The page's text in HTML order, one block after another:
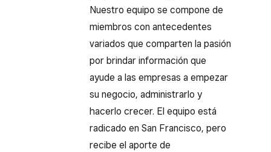
Nuestro equipo se compone de
miembros con antecedentes
variados que comparten la pasión
por brindar información que
ayude a las empresas a empezar
su negocio, administrarlo y
hacerlo crecer. El equipo está
radicado en San Francisco, pero
recibe el aporte de